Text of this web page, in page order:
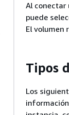
Al conectar
puede
El volumen
Tipos
Los